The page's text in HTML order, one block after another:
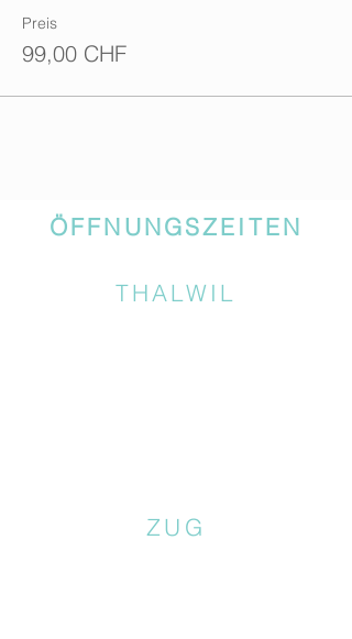
Preis
99,00 CHF
ÖFFNUNGSZEITEN
THALWIL
ZUG